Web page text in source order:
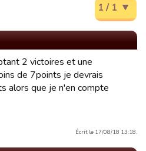
1 / 1
2 victoires et une
de 7points je devrais
alors que je n'en compte
Écrit le 17/08/18 13:18.